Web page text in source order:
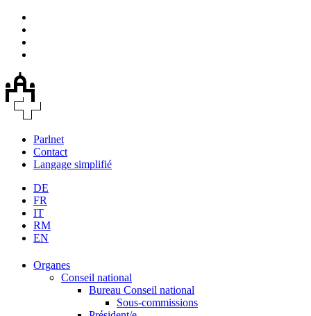
Parlnet
Contact
Langage simplifié
DE
FR
IT
RM
EN
Organes
Conseil national
Bureau Conseil national
Sous-commissions